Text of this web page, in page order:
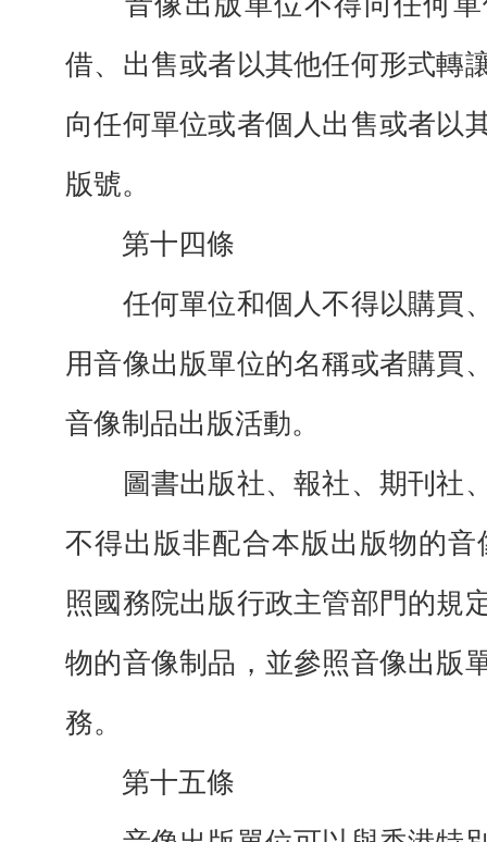
借、出售或者以其他任何形式轉
向任何單位或者個人出售或者以
版號。
第十四條
任何單位和個人不得以購買
用音像出版單位的名稱或者購買
音像制品出版活動。
圖書出版社、報社、期刊社
不得出版非配合本版出版物的
照國務院出版行政主管部門的規
物的音像制品，並參照音像出版
務。
第十五條